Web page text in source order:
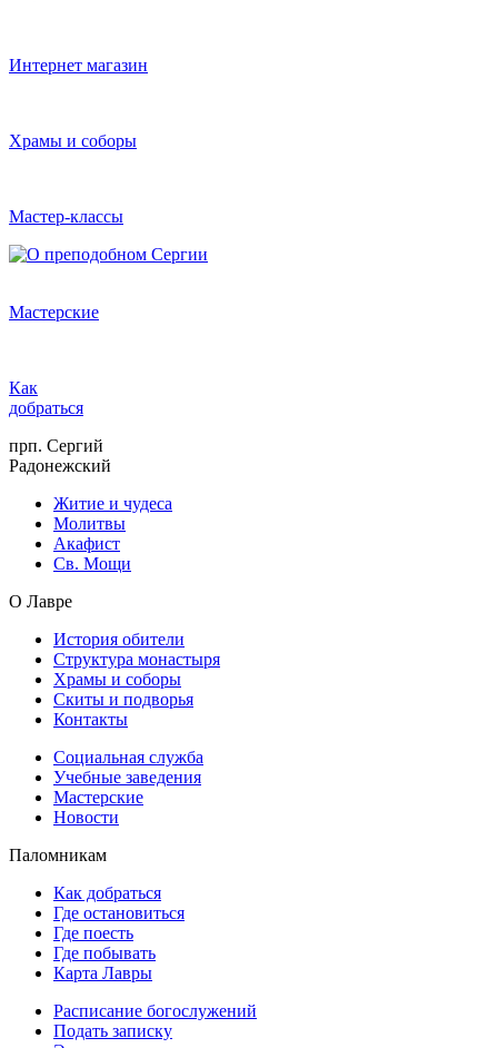
Интернет магазин
Храмы и соборы
Мастер-классы
Мастерские
Как
добраться
прп. Сергий
Радонежский
Житие и чудеса
Молитвы
Акафист
Св. Мощи
О Лавре
История обители
Структура монастыря
Храмы и соборы
Скиты и подворья
Контакты
Социальная служба
Учебные заведения
Мастерские
Новости
Паломникам
Как добраться
Где остановиться
Где поесть
Где побывать
Карта Лавры
Расписание богослужений
Подать записку